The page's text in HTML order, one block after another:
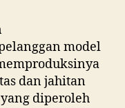
model
dan jahitan
diperoleh